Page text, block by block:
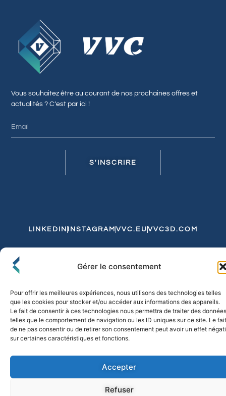
Gérer le consentement
Pour offrir les meilleures expériences, nous utilisons des technologies telles
que les cookies pour stocker et/ou accéder aux informations des appareils.
Le fait de consentir à ces technologies nous permettra de traiter des données
telles que le comportement de navigation ou les ID uniques sur ce site. Le fait
de ne pas consentir ou de retirer son consentement peut avoir un effet
sur certaines caractéristiques et fonctions.
Accepter
Refuser
Vous souhaitez être au courant de nos prochaines offres et
actualités ? C’est par ici !
S'INSCRIRE
LINKEDIN INSTAGRAM VVC.EU VVC3D.COM
Politique de Confidentialité et de CookiesExpédition et Livraison
© 2026 FLO & CO. All Rights Reserved